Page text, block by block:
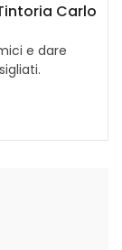
Carlo
e dare